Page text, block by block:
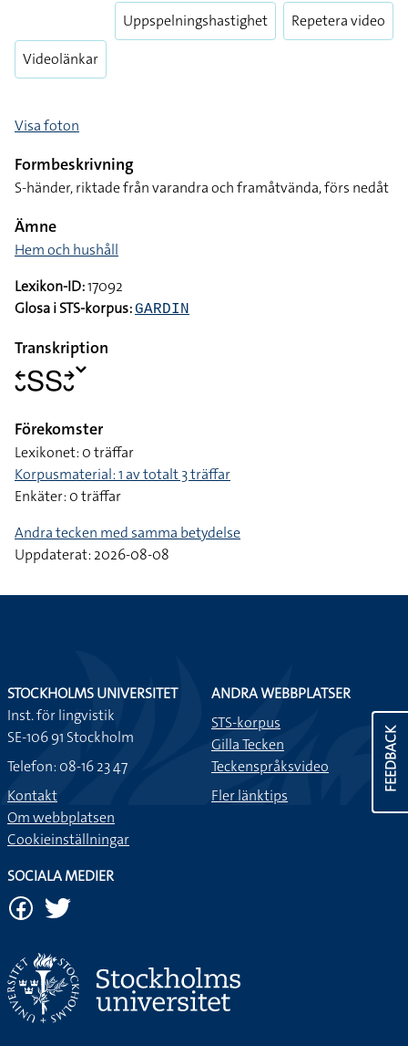
Videolänkar
Uppspelningshastighet Repetera video
Visa foton
Formbeskrivning
S-händer, riktade från varandra och framåtvända, förs nedåt
Ämne
Hem och hushåll
Lexikon-ID:17092
Glosa i STS-korpus:GARDIN
Transkription
􌥓􌤷􌥅􌥅􌥔􌤷􌥧
Förekomster
Lexikonet: 0 träffar
Korpusmaterial: 1 av totalt 3 träffar
Enkäter: 0 träffar
Andra tecken med samma betydelse
Uppdaterat: 2026-08-08
FEEDBACK
STOCKHOLMS UNIVERSITET
Inst. för lingvistik
SE-106 91 Stockholm
Telefon: 08-16 23 47
Kontakt
Om webbplatsen
Cookieinställningar
ANDRA WEBBPLATSER
STS-korpus
Gilla Tecken
Teckenspråksvideo
Fler länktips
SOCIALA MEDIER